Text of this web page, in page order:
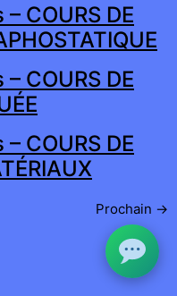
COURS DE
COURS DE
COURS DE
Prochain →